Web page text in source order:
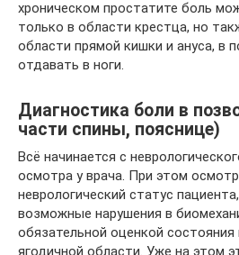
хроническом простатите боль
только в области крестца, но
области прямой кишки и ануса, в
отдавать в ноги.
Диагностика боли в
части спины, пояснице)
Всё начинается с
осмотра у врача. При этом
неврологический статус
возможные нарушения в
обязательной оценкой
ягодичной области. Уже на этом